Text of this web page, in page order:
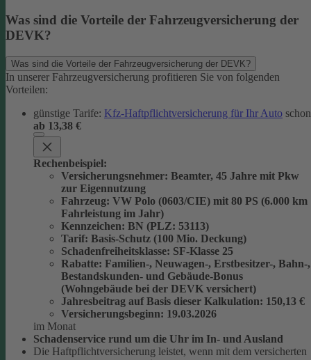
Was sind die Vorteile der Fahrzeugversicherung der
DEVK?
Was sind die Vorteile der Fahrzeugversicherung der DEVK?
In unserer Fahrzeugversicherung profitieren Sie von folgenden
Vorteilen:
günstige Tarife: Kfz-Haftpflichtversicherung für Ihr Auto schon
ab 13,38 €
Rechenbeispiel:
Versicherungsnehmer: Beamter, 45 Jahre mit Pkw
zur Eigennutzung
Fahrzeug: VW Polo (0603/CIE) mit 80 PS (6.000 km
Fahrleistung im Jahr)
Kennzeichen: BN (PLZ: 53113)
Tarif: Basis-Schutz (100 Mio. Deckung)
Schadenfreiheitsklasse: SF-Klasse 25
Rabatte: Familien-, Neuwagen-, Erstbesitzer-, Bahn-,
Bestandskunden- und Gebäude-Bonus
(Wohngebäude bei der DEVK versichert)
Jahresbeitrag auf Basis dieser Kalkulation: 150,13 €
Versicherungsbeginn: 19.03.2026
im Monat
Schadenservice rund um die Uhr im In- und Ausland
Die Haftpflichtversicherung leistet, wenn mit dem versicherten